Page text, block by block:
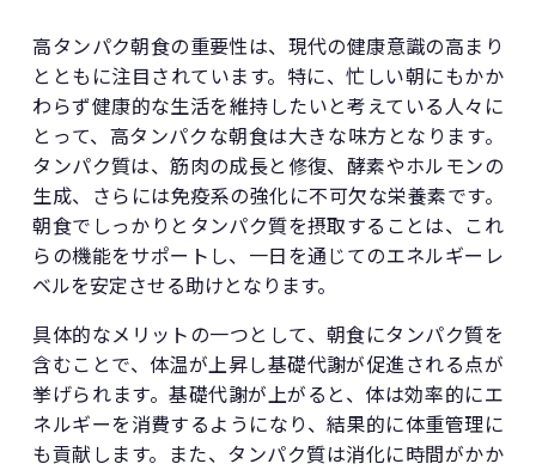
高タンパク朝食の重要性は、現代の健康意識の高まり
とともに注目されています。特に、忙しい朝にもかか
わらず健康的な生活を維持したいと考えている人々に
とって、高タンパクな朝食は大きな味方となります。
タンパク質は、筋肉の成長と修復、酵素やホルモンの
生成、さらには免疫系の強化に不可欠な栄養素です。
朝食でしっかりとタンパク質を摂取することは、これ
らの機能をサポートし、一日を通じてのエネルギーレ
ベルを安定させる助けとなります。
具体的なメリットの一つとして、朝食にタンパク質を
含むことで、体温が上昇し基礎代謝が促進される点が
挙げられます。基礎代謝が上がると、体は効率的にエ
ネルギーを消費するようになり、結果的に体重管理に
も貢献します。また、タンパク質は消化に時間がかか